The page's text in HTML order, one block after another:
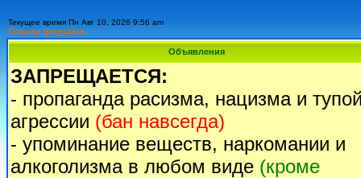
Текущее время Пн Авг 10, 2026 9:56 am
Список форумов
Объявления
ЗАПРЕЩАЕТСЯ:
- пропаганда расизма, нацизма и
агрессии (бан навсегда)
- упоминание веществ, наркомании и
алкоголизма в любом виде (кроме